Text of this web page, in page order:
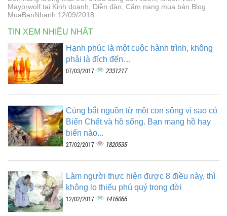
Mayorwolf tại Kinh doanh, Diễn đàn, Cẩm nang mua bán Blog
MuaBanNhanh 12/09/2018
TIN XEM NHIỀU NHẤT
Hạnh phúc là một cuộc hành trình, không
phải là đích đến…
07/03/2017 2331217
Cùng bắt nguồn từ một con sông vì sao có
Biển Chết và hồ sống. Bạn mang hồ hay
biển nào...
27/02/2017 1820535
Làm người thực hiện được 8 điều này, thì
không lo thiếu phú quý trong đời
12/02/2017 1416066